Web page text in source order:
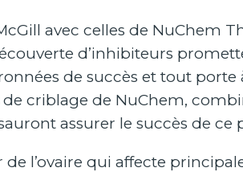
avec celles de NuChem
d’inhibiteurs
de succès et tout porte
criblage de NuChem,
assurer le succès de ce
de l’ovaire qui affecte